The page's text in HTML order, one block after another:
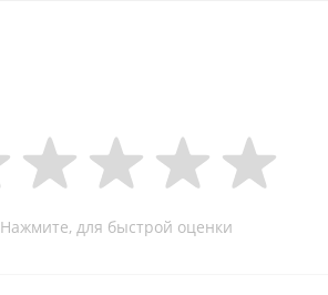
Нажмите, для быстрой оценки